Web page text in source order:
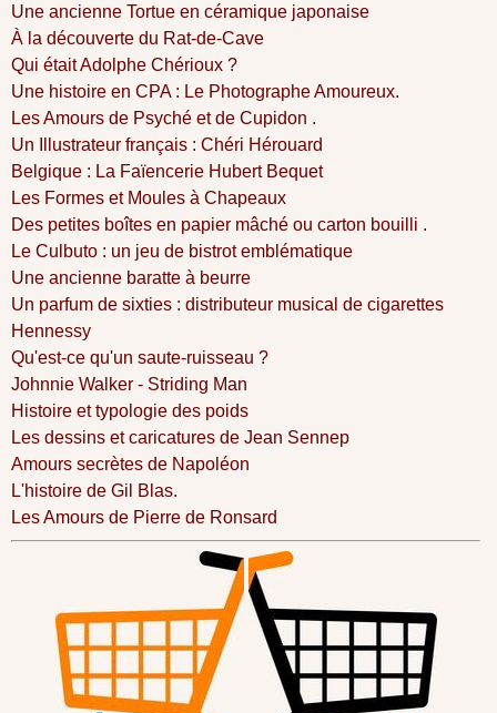
Une ancienne Tortue en céramique japonaise
À la découverte du Rat-de-Cave
Qui était Adolphe Chérioux ?
Une histoire en CPA : Le Photographe Amoureux.
Les Amours de Psyché et de Cupidon .
Un Illustrateur français : Chéri Hérouard
Belgique : La Faïencerie Hubert Bequet
Les Formes et Moules à Chapeaux
Des petites boîtes en papier mâché ou carton bouilli .
Le Culbuto : un jeu de bistrot emblématique
Une ancienne baratte à beurre
Un parfum de sixties : distributeur musical de cigarettes
Hennessy
Qu'est-ce qu'un saute-ruisseau ?
Johnnie Walker - Striding Man
Histoire et typologie des poids
Les dessins et caricatures de Jean Sennep
Amours secrètes de Napoléon
L'histoire de Gil Blas.
Les Amours de Pierre de Ronsard